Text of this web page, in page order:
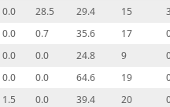
0.0 28.5 29.4 15
0.0 0.7 35.6 17
0.0 0.0 24.8 9
0.0 0.0 64.6 19
1.5 0.0 39.4 20